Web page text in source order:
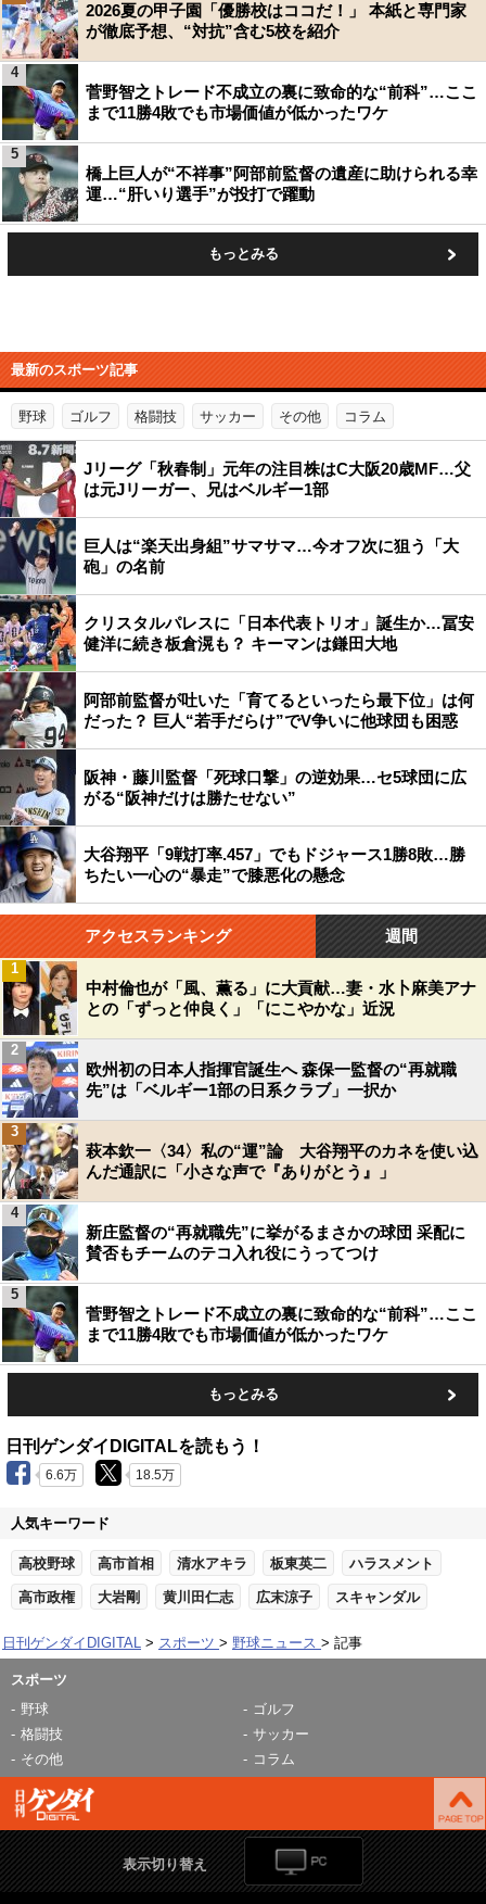
2026夏の甲子園「優勝校はココだ！」 本紙と専門家
が徹底予想、“対抗”含む5校を紹介
菅野智之トレード不成立の裏に致命的な“前科”…ここ
まで11勝4敗でも市場価値が低かったワケ
4
橋上巨人が“不祥事”阿部前監督の遺産に助けられる幸
運…“肝いり選手”が投打で躍動
5
もっとみる
最新のスポーツ記事
野球 ゴルフ 格闘技 サッカー その他 コラム
Jリーグ「秋春制」元年の注目株はC大阪20歳MF…父
は元Jリーガー、兄はベルギー1部
巨人は“楽天出身組”サマサマ…今オフ次に狙う「大
砲」の名前
クリスタルパレスに「日本代表トリオ」誕生か…冨安
健洋に続き板倉滉も？ キーマンは鎌田大地
阿部前監督が吐いた「育てるといったら最下位」は何
だった？ 巨人“若手だらけ”でV争いに他球団も困惑
阪神・藤川監督「死球口撃」の逆効果…セ5球団に広
がる“阪神だけは勝たせない”
大谷翔平「9戦打率.457」でもドジャース1勝8敗…勝
ちたい一心の“暴走”で膝悪化の懸念
アクセスランキング 週間
中村倫也が「風、薫る」に大貢献…妻・水卜麻美アナ
との「ずっと仲良く」「にこやかな」近況
1
欧州初の日本人指揮官誕生へ 森保一監督の“再就職
先”は「ベルギー1部の日系クラブ」一択か
2
萩本欽一〈34〉私の“運”論 大谷翔平のカネを使い込
んだ通訳に「小さな声で『ありがとう』」
3
新庄監督の“再就職先”に挙がるまさかの球団 采配に
賛否もチームのテコ入れ役にうってつけ
4
菅野智之トレード不成立の裏に致命的な“前科”…ここ
まで11勝4敗でも市場価値が低かったワケ
5
もっとみる
日刊ゲンダイDIGITALを読もう！
6.6万 18.5万
人気キーワード
高校野球 高市首相 清水アキラ 板東英二 ハラスメント
高市政権 大岩剛 黄川田仁志 広末涼子 スキャンダル
日刊ゲンダイDIGITAL スポーツ 野球ニュース 記事
スポーツ
野球
ゴルフ
格闘技
サッカー
その他
コラム
表示切り替え